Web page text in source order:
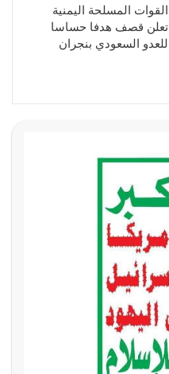
القوات المسلحة اليمنية
تعلن قصف هدفا حساسا
للعدو السعودي بنجران